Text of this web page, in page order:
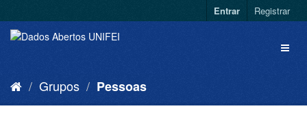
Entrar Registrar
Grupos Pessoas